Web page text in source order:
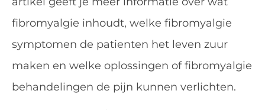
fibromyalgie inhoudt, welke fibromyalgie
symptomen de patienten het leven zuur
maken en welke oplossingen of fibromyalgie
behandelingen de pijn kunnen verlichten.